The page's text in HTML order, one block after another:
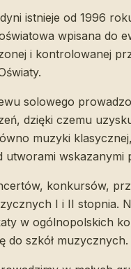
istnieje od 1996
wpisana do
i kontrolowanej
solowego
dzięki czemu
muzyki
utworami wskazanymi
konkursów,
I i II stopnia.
w ogólnopolskich
do szkół muzycznych.